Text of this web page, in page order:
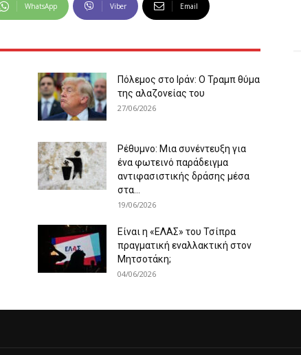
WhatsApp Viber Email
Πόλεμος στο Ιράν: Ο Τραμπ θύμα
της αλαζονείας του
27/06/2026
Ρέθυμνο: Μια συνέντευξη για
ένα φωτεινό παράδειγμα
αντιφασιστικής δράσης μέσα
στα...
19/06/2026
Είναι η «ΕΛΑΣ» του Τσίπρα
πραγματική εναλλακτική στον
Μητσοτάκη;
04/06/2026